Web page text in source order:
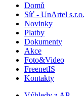
Domů
Síť - UnArtel s.r.o.
Novinky
Platby
Dokumenty
Akce
Foto&Video
FreenetIS
Kontakty